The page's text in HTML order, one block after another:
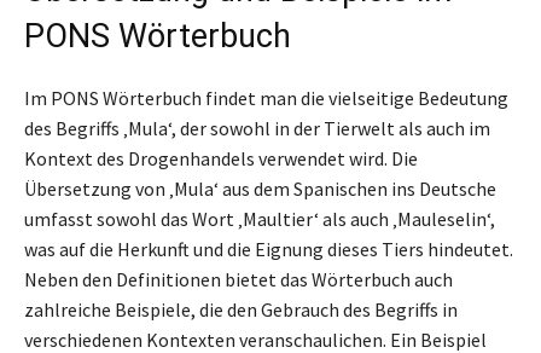
PONS Wörterbuch
Im PONS Wörterbuch findet man die vielseitige Bedeutung
des Begriffs ‚Mula‘, der sowohl in der Tierwelt als auch im
Kontext des Drogenhandels verwendet wird. Die
Übersetzung von ‚Mula‘ aus dem Spanischen ins Deutsche
umfasst sowohl das Wort ‚Maultier‘ als auch ‚Mauleselin‘,
was auf die Herkunft und die Eignung dieses Tiers hindeutet.
Neben den Definitionen bietet das Wörterbuch auch
zahlreiche Beispiele, die den Gebrauch des Begriffs in
verschiedenen Kontexten veranschaulichen. Ein Beispiel